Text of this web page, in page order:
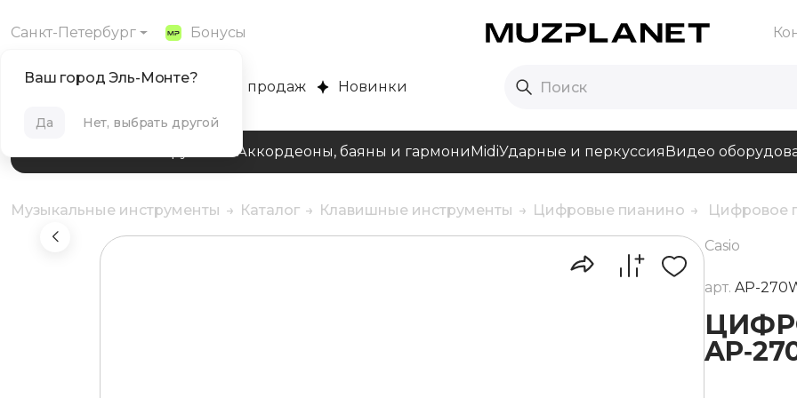
Санкт-Петербург Бонусы
Ваш город Эль-Монте?
Да Нет, выбрать другой
MUZPLANET Хиты продаж Новинки
Клавишные инструментыАккордеоны, баяны и гармониMidiУдарные и перкуссияВидео
Музыкальные инструменты Каталог Клавишные инструменты Цифровые пианино Цифровое
Casio
арт. AP-